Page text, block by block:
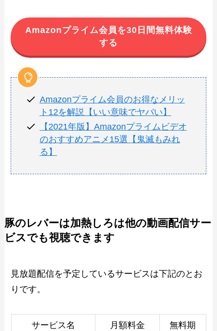
Amazonプライム会員を30日間無料体験
する
Amazonプライム会員のお得なメリッ
ト12を解説【いい意味でヤバい】
【2021年版】Amazonプライムビデオ
のおすすめアニメ15選【鬼滅もみれ
る】
豚のレバーは加熱しろは他の動画配信サー
ビスでも視聴できます
見放題配信を予定しているサービスは下記のとお
りです。
サービス名
月額料金
無料期